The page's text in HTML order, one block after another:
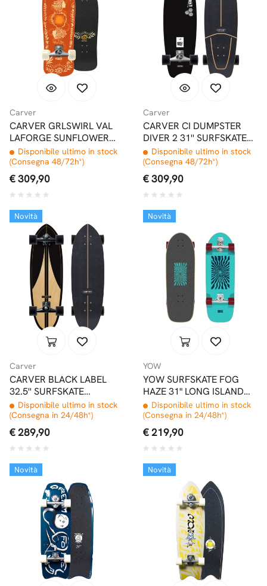
Carver
CARVER GRLSWIRL VAL
LAFORGE SUNFLOWER
31'' SURFSKATE
COMPLETO CX/C7
Disponibile ultimo in stock
(Consegna 48/72h*)
€ 309,90
Carver
CARVER CI DUMPSTER
DIVER 2 31'' SURFSKATE
COMPLETO CX / C7
Disponibile ultimo in stock
(Consegna 48/72h*)
€ 309,90
Novità
Carver
CARVER BLACK LABEL
32.5'' SURFSKATE
COMPLETO TRUCK CX
Disponibile ultimo in stock
(Consegna in 24/48h*)
€ 289,90
Novità
YOW
YOW SURFSKATE FOG
HAZE 31" LONG ISLAND
COMPLETE
Disponibile ultimo in stock
(Consegna in 24/48h*)
€ 219,90
Novità Novità